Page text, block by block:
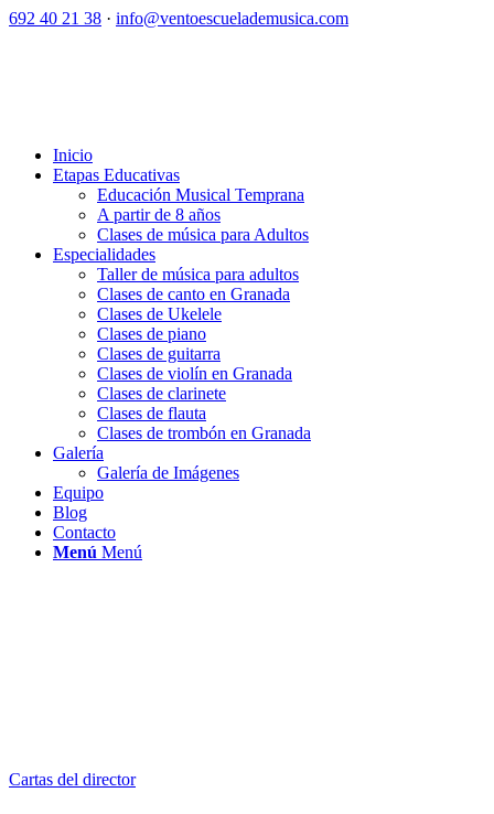
692 40 21 38 · info@ventoescuelademusica.com
Inicio
Etapas Educativas
Educación Musical Temprana
A partir de 8 años
Clases de música para Adultos
Especialidades
Taller de música para adultos
Clases de canto en Granada
Clases de Ukelele
Clases de piano
Clases de guitarra
Clases de violín en Granada
Clases de clarinete
Clases de flauta
Clases de trombón en Granada
Galería
Galería de Imágenes
Equipo
Blog
Contacto
Menú Menú
Cartas del director